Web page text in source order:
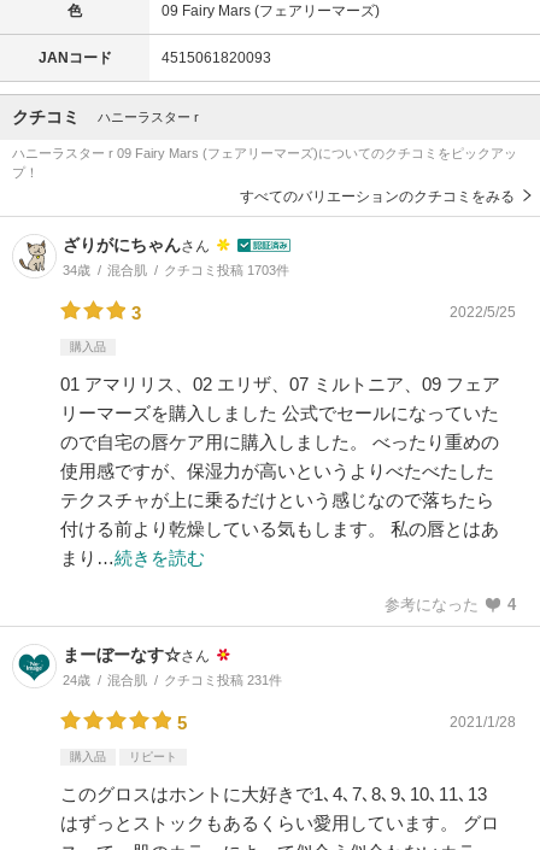
色 09 Fairy Mars (フェアリーマーズ)
JANコード 4515061820093
クチコミ ハニーラスター r
ハニーラスター r 09 Fairy Mars (フェアリーマーズ)についてのクチコミをピックアッ
プ！
すべてのバリエーションのクチコミをみる
ざりがにちゃんさん
34歳 混合肌 クチコミ投稿 1703件
3 2022/5/25
購入品
01 アマリリス、02 エリザ、07 ミルトニア、09 フェア
リーマーズを購入しました 公式でセールになっていた
ので自宅の唇ケア用に購入しました。 べったり重めの
使用感ですが、保湿力が高いというよりべたべたした
テクスチャが上に乗るだけという感じなので落ちたら
付ける前より乾燥している気もします。 私の唇とはあ
まり…続きを読む
参考になった 4
まーぼーなす☆さん
24歳 混合肌 クチコミ投稿 231件
5 2021/1/28
購入品 リピート
このグロスはホントに大好きで1､4､7､8､9､10､11､13
はずっとストックもあるくらい愛用しています。 グロ